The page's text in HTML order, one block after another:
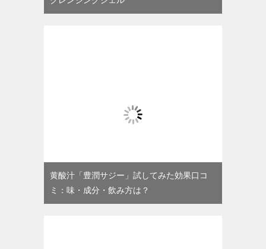
黄酸汁「豊潤サジー」試してみた効果口コ
ミ：味・成分・飲み方は？